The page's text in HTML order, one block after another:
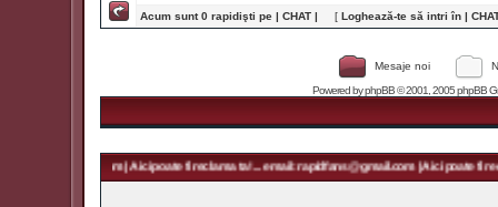
Acum sunt 0 rapidişti pe | CHAT | [ Loghează-te să intri în |
Mesaje noi
Powered byphpBB© 2001, 2005 phpBB
| Aici poate fi reclama ta! ... email: rapidfans@gmail.com | Aici poate fi